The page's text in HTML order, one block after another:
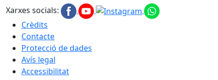
Xarxes socials:
Crèdits
Contacte
Protecció de dades
Avís legal
Accessibilitat